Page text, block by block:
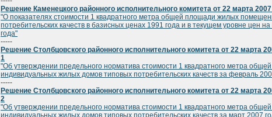
Решение Каменецкого районного исполнительного комитета от 22 марта
"О показателях стоимости 1 квадратного метра общей площади жилых
потребительских качеств в базисных ценах 1991 года и в текущем уровне цен
года"
-----
Решение Столбцовского районного исполнительного комитета от 22 марта
1
"Об утверждении предельного норматива стоимости 1 квадратного метра
индивидуальных жилых домов типовых потребительских качеств за февраль
-----
Решение Столбцовского районного исполнительного комитета от 22 марта
2
"Об утверждении предельного норматива стоимости 1 квадратного метра
индивидуальных жилых домов типовых потребительских качеств за март 2007